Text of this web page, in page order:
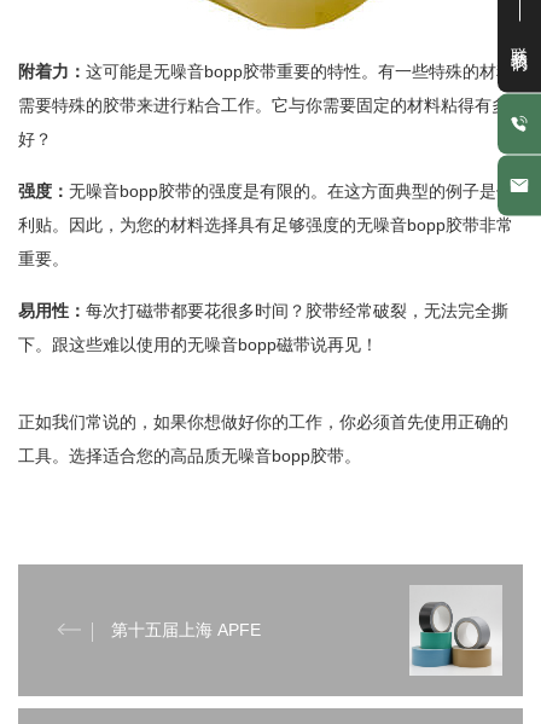
附着力： 这可能是无噪音bopp胶带重要的特性。有一些特殊的材料
需要特殊的胶带来进行粘合工作。它与你需要固定的材料粘得有多
好？
强度： 无噪音bopp胶带的强度是有限的。在这方面典型的例子是便
利贴。因此，为您的材料选择具有足够强度的无噪音bopp胶带非常
重要。
易用性： 每次打磁带都要花很多时间？胶带经常破裂，无法完全撕
下。跟这些难以使用的无噪音bopp磁带说再见！
正如我们常说的，如果你想做好你的工作，你必须首先使用正确的
工具。选择适合您的高品质无噪音bopp胶带。
第十五届上海 APFE